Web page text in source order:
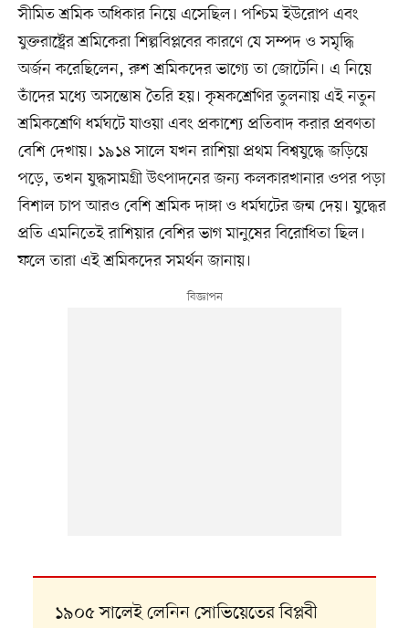
সীমিত শ্রমিক অধিকার নিয়ে এসেছিল। পশ্চিম ইউরোপ এবং
যুক্তরাষ্ট্রের শ্রমিকেরা শিল্পবিপ্লবের কারণে যে সম্পদ ও সমৃদ্ধি
অর্জন করেছিলেন, রুশ শ্রমিকদের ভাগ্যে তা জোটেনি। এ নিয়ে
তাঁদের মধ্যে অসন্তোষ তৈরি হয়। কৃষকশ্রেণির তুলনায় এই নতুন
শ্রমিকশ্রেণি ধর্মঘটে যাওয়া এবং প্রকাশ্যে প্রতিবাদ করার প্রবণতা
বেশি দেখায়। ১৯১৪ সালে যখন রাশিয়া প্রথম বিশ্বযুদ্ধে জড়িয়ে
পড়ে, তখন যুদ্ধসামগ্রী উৎপাদনের জন্য কলকারখানার ওপর পড়া
বিশাল চাপ আরও বেশি শ্রমিক দাঙ্গা ও ধর্মঘটের জন্ম দেয়। যুদ্ধের
প্রতি এমনিতেই রাশিয়ার বেশির ভাগ মানুষের বিরোধিতা ছিল।
ফলে তারা এই শ্রমিকদের সমর্থন জানায়।
১৯০৫ সালেই লেনিন সোভিয়েতের বিপ্লবী